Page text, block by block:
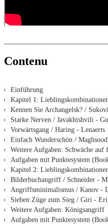
Contenu
Einführung
Kapitel 1:
Kennen Sie Archangelsk? /
Starke Nerven / Javakhishvili -
Vorwärtsgang / Haring - Lenaerts
Einfach Wunderschön /
Weitere Aufgaben: Schwäche auf
Aufgaben mit Punktesystem
Kapitel 2:
Bilderbuchangriff / Schneider -
Angriffsminimalismus / Kanov -
Sieben Züge zum Sieg / Giri -
Weitere Aufgaben: Königsangriff
Aufgaben mit Punktesystem